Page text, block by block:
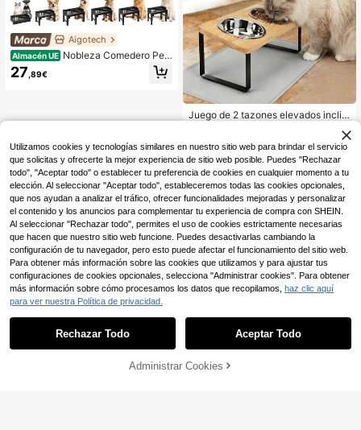
Aigotech
Almacén UE Nobleza Comedero Perr
o Elevado con Borde Antiderrame, 6
Alturas Ajustables y Reclinable, 1 x
27 ,89€
Juego de 2 tazones elevados inclin
s/perros, adecuado para contener c
omida y agua de mascotas, ayuda a
prevenir el vómito
AÑADIR A LA BOLSA
Utilizamos cookies y tecnologías similares en nuestro sitio web para brindar el servicio
que solicitas y ofrecerte la mejor experiencia de sitio web posible. Puedes "Rechazar
todo", "Aceptar todo" o establecer tu preferencia de cookies en cualquier momento a tu
elección. Al seleccionar "Aceptar todo", estableceremos todas las cookies opcionales,
que nos ayudan a analizar el tráfico, ofrecer funcionalidades mejoradas y personalizar
el contenido y los anuncios para complementar tu experiencia de compra con SHEIN.
Al seleccionar "Rechazar todo", permites el uso de cookies estrictamente necesarias
que hacen que nuestro sitio web funcione. Puedes desactivarlas cambiando la
configuración de tu navegador, pero esto puede afectar el funcionamiento del sitio web.
Para obtener más información sobre las cookies que utilizamos y para ajustar tus
configuraciones de cookies opcionales, selecciona "Administrar cookies". Para obtener
más información sobre cómo procesamos los datos que recopilamos, haz clic aquí
para ver nuestra Política de privacidad.
Rechazar Todo Aceptar Todo
Administrar Cookies